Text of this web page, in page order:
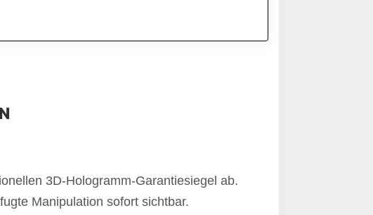
3D-Hologramm-Garantiesiegel ab.
Manipulation sofort sichtbar.